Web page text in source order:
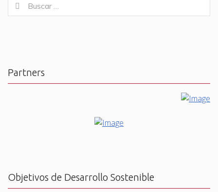
for:
Buscar
Partners
Objetivos de Desarrollo Sostenible